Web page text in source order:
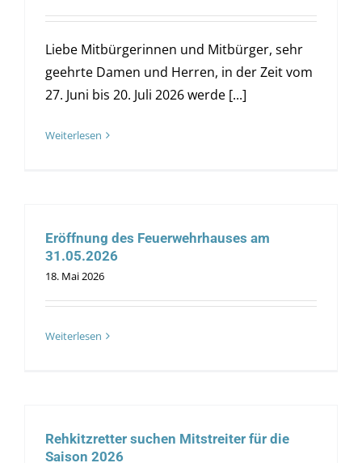
Liebe Mitbürgerinnen und Mitbürger, sehr
geehrte Damen und Herren, in der Zeit vom
27. Juni bis 20. Juli 2026 werde [...]
Weiterlesen
Eröffnung des Feuerwehrhauses am
31.05.2026
18. Mai 2026
Weiterlesen
Rehkitzretter suchen Mitstreiter für die
Saison 2026